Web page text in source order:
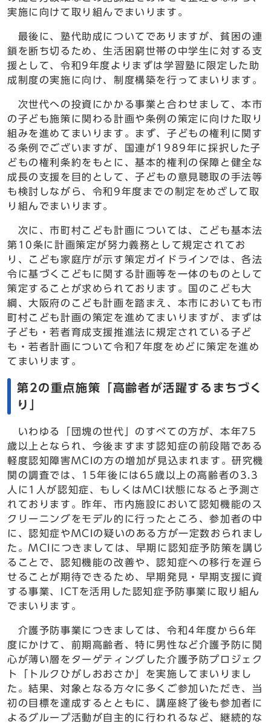
実施に向けて取り組んでまいります。
最後に、塾代助成についてでありますが、貧困の連
鎖を断ち切るため、生活困窮世帯の中学生に対する支
援として、令和9年度よりまずは学習塾に限定した助
成制度の実施に向け、制度構築を行ってまいります。
次世代への投資にかかる事業と合わせまして、本市
の子ども施策に関わる計画や条例の策定に向けた取り
組みを進めてまいります。まず、子どもの権利に関す
る条例でございますが、国連が1989年に採択した子
どもの権利条約をもとに、基本的権利の保障と健全な
成長の支援を目的として、子どもの意見聴取の手法等
も検討しながら、令和9年度までの制定をめざして取
り組んでまいります。
次に、市町村こども計画については、こども基本法
第10条に計画策定が努力義務として規定されてお
り、こども家庭庁が示す策定ガイドラインでは、各法
令に基づくこどもに関する計画等を一体のものとして
策定することが求められております。国のこども大
綱、大阪府のこども計画を踏まえ、本市においても市
町村こども計画の策定を進めてまいりますが、まずは
子ども・若者育成支援推進法に規定されている子ど
も・若者計画について令和7年度をめどに策定を進め
てまいります。
第2の重点施策「高齢者が活躍するまちづく
り」
いわゆる「団塊の世代」のすべての方が、本年75
歳以上となられ、今後ますます認知症の前段階である
軽度認知障害MCIの方の増加が見込まれます。研究機
関の調査では、15年後には65歳以上の高齢者の3.3
人に1人が認知症、もしくはMCI状態になると予測さ
れております。昨年、市内施設において認知機能のス
クリーニングをモデル的に行ったところ、参加者の中
に、認知症やMCIの疑いのある方が一定数おられまし
た。MCIにつきましては、早期に認知症予防策を講じ
ることで、認知機能の改善や、認知症への移行を遅ら
せることが期待できるため、早期発見・早期支援に資
する事業、ICTを活用した認知症予防事業に取り組ん
でまいります。
介護予防事業につきましては、令和4年度から6年
度にかけて、前期高齢者、特に男性など介護予防に関
心が薄い層をターゲティングした介護予防プロジェク
ト「トルクひがしおおさか」を実施してまいりまし
た。結果、対象となる方々に多くご参加いただき、当
初の目標を達成するとともに、講座終了後も参加者に
よるグループ活動が自主的に行われるなど、継続的な